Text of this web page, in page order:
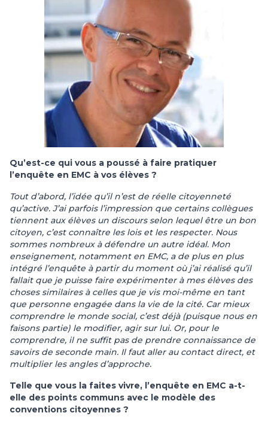
Qu’est-ce qui vous a poussé à faire pratiquer
l’enquête en EMC à vos élèves ?
Tout d’abord, l’idée qu’il n’est de réelle citoyenneté
qu’active. J’ai parfois l’impression que certains collègues
tiennent aux élèves un discours selon lequel être un bon
citoyen, c’est connaître les lois et les respecter. Nous
sommes nombreux à défendre un autre idéal. Mon
enseignement, notamment en EMC, a de plus en plus
intégré l’enquête à partir du moment où j’ai réalisé qu’il
fallait que je puisse faire expérimenter à mes élèves des
choses similaires à celles que je vis moi-même en tant
que personne engagée dans la vie de la cité. Car mieux
comprendre le monde social, c’est déjà (puisque nous en
faisons partie) le modifier, agir sur lui. Or, pour le
comprendre, il ne suffit pas de prendre connaissance de
savoirs de seconde main. Il faut aller au contact direct, et
multiplier les angles d’approche.
Telle que vous la faites vivre, l’enquête en EMC a-t-
elle des points communs avec le modèle des
conventions citoyennes ?